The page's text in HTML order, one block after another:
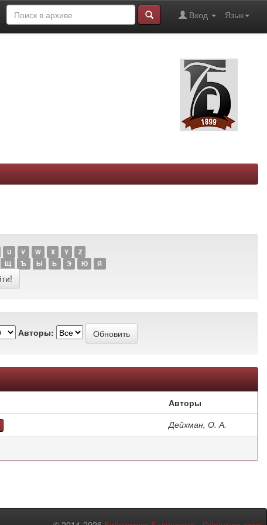
Язык
Вход
U V W X Y
Z
Щ Ъ Ы Ь Э Ю Я
Авторы:
Авторы
Дейхман, О. А.